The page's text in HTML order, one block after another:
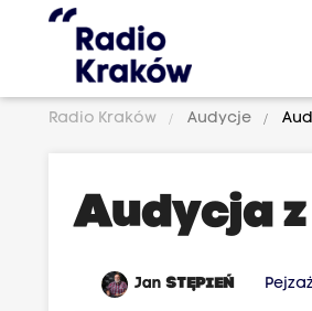
Radio Kraków Audycje
Audycja z
JanSTĘPIEŃ